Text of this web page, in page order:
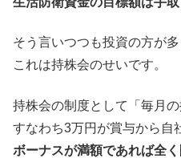
そう言いつつも投資の方が多
これは持株会のせいです。
持株会の制度として「毎月
すなわち3万円が賞与から自
ボーナスが満額であれば全